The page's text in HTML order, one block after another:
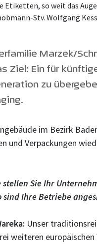
so weit das
Stv. Wolfgang
Marzek/
Ziel: Ein für
zu
im Bezirk
und Verpackungen
Sie Ihr
sind Ihre Betriebe
Unser
weiteren